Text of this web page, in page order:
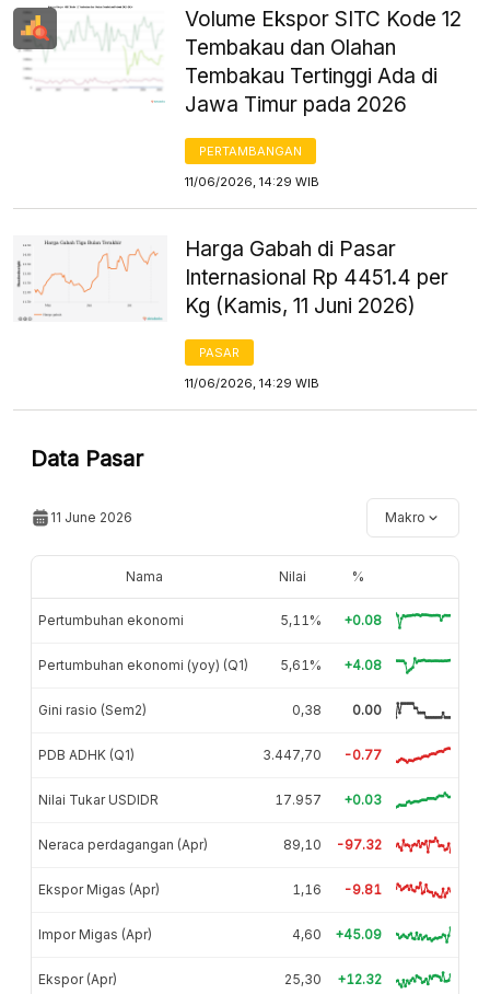
Volume Ekspor SITC Kode 12
Tembakau dan Olahan
Tembakau Tertinggi Ada di
Jawa Timur pada 2026
PERTAMBANGAN
11/06/2026, 14:29 WIB
Harga Gabah di Pasar
Internasional Rp 4451.4 per
Kg (Kamis, 11 Juni 2026)
PASAR
11/06/2026, 14:29 WIB
Data Pasar
11 June 2026 Makro
Nama Nilai %
Pertumbuhan ekonomi 5,11% +0.08
Pertumbuhan ekonomi (yoy) (Q1) 5,61% +4.08
Gini rasio (Sem2) 0,38 0.00
PDB ADHK (Q1) 3.447,70 -0.77
Nilai Tukar USDIDR 17.957 +0.03
Neraca perdagangan (Apr) 89,10 -97.32
Ekspor Migas (Apr) 1,16 -9.81
Impor Migas (Apr) 4,60 +45.09
Ekspor (Apr) 25,30 +12.32